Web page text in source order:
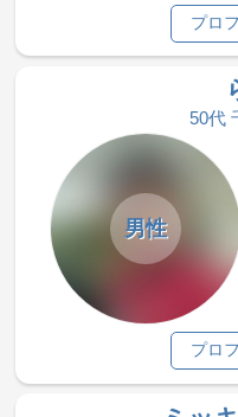
プロ
50代
男性
プロ